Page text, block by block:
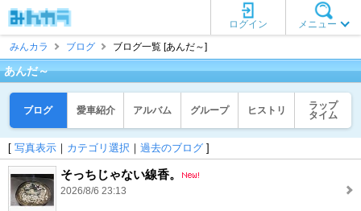
メニュー
ログイン
みんカラ
ブログ ブログ一覧 [あんだ～]
あんだ～
ブログ 愛車紹介 アルバム グループ ヒストリ
ラップ
タイム
[ 写真表示 ｜ カテゴリ選択 ｜ 過去のブログ ]
そっちじゃない線香。
2026/8/6 23:13